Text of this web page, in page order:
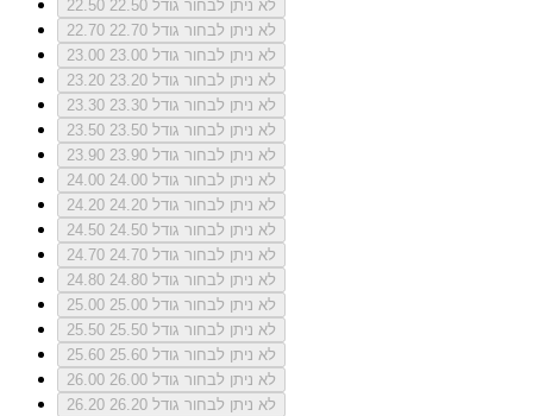
22.50
לא ניתן לבחור גודל 22.50
22.70
לא ניתן לבחור גודל 22.70
23.00
לא ניתן לבחור גודל 23.00
23.20
לא ניתן לבחור גודל 23.20
23.30
לא ניתן לבחור גודל 23.30
23.50
לא ניתן לבחור גודל 23.50
23.90
לא ניתן לבחור גודל 23.90
24.00
לא ניתן לבחור גודל 24.00
24.20
לא ניתן לבחור גודל 24.20
24.50
לא ניתן לבחור גודל 24.50
24.70
לא ניתן לבחור גודל 24.70
24.80
לא ניתן לבחור גודל 24.80
25.00
לא ניתן לבחור גודל 25.00
25.50
לא ניתן לבחור גודל 25.50
25.60
לא ניתן לבחור גודל 25.60
26.00
לא ניתן לבחור גודל 26.00
26.20
לא ניתן לבחור גודל 26.20